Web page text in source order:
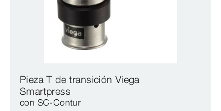
Pieza T de transición Viega
Smartpress
con SC‑Contur